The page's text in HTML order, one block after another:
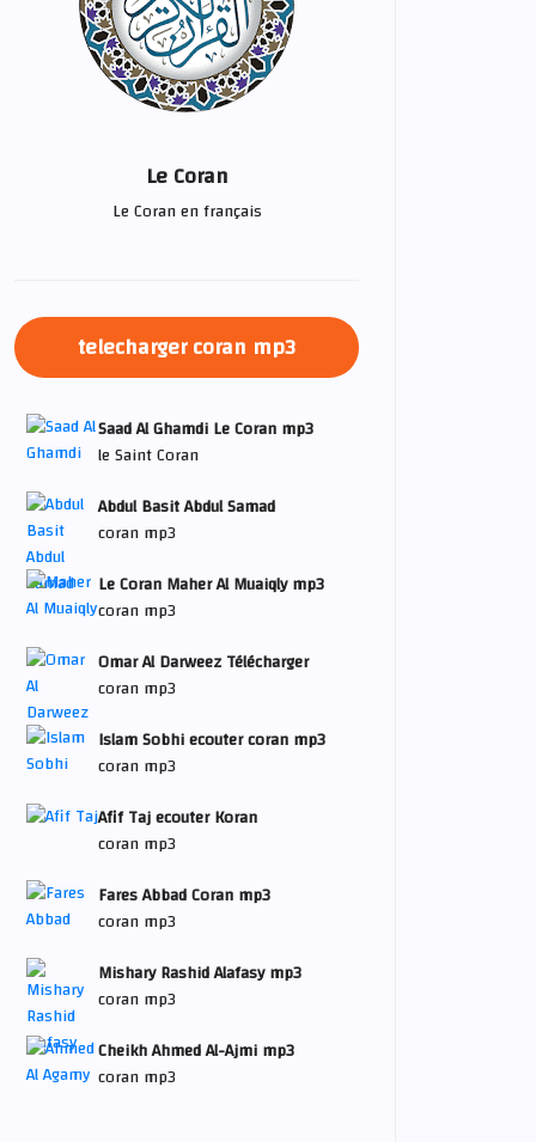
Le Coran
Le Coran en français
telecharger coran mp3
Saad Al Ghamdi Le Coran mp3
le Saint Coran
Abdul Basit Abdul Samad
coran mp3
Le Coran Maher Al Muaiqly mp3
coran mp3
Omar Al Darweez Télécharger
coran mp3
Islam Sobhi ecouter coran mp3
coran mp3
Afif Taj ecouter Koran
coran mp3
Fares Abbad Coran mp3
coran mp3
Mishary Rashid Alafasy mp3
coran mp3
Cheikh Ahmed Al-Ajmi mp3
coran mp3